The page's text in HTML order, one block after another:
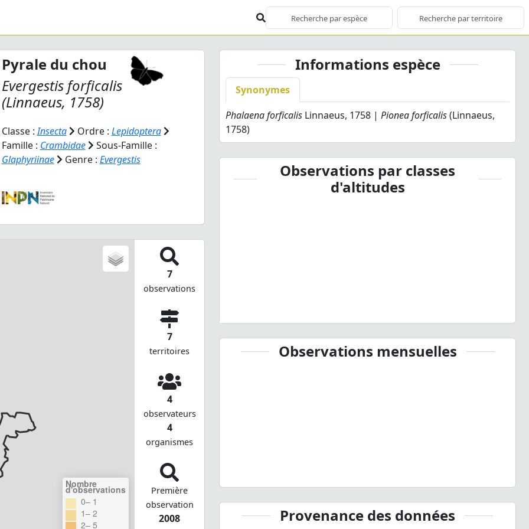
Pyrale du chou
Evergestis forficalis
(Linnaeus, 1758)
Classe :Insecta Ordre : Lepidoptera
Famille : Crambidae
Sous-Famille :
Glaphyriinae
Genre : Evergestis
Nombre
d'observations
0– 1
1– 2
2– 5
7
observations
7
territoires
4
observateurs
4
organismes
Première
observation
2008
Informations espèce
Synonymes
Phalaena forficalis Linnaeus, 1758 |Pionea forficalis(Linnaeus,
1758)
Observations par classes
d'altitudes
Observations mensuelles
Provenance des données